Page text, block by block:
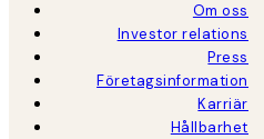
Om oss
Investor relations
Press
Företagsinformation
Karriär
Hållbarhet